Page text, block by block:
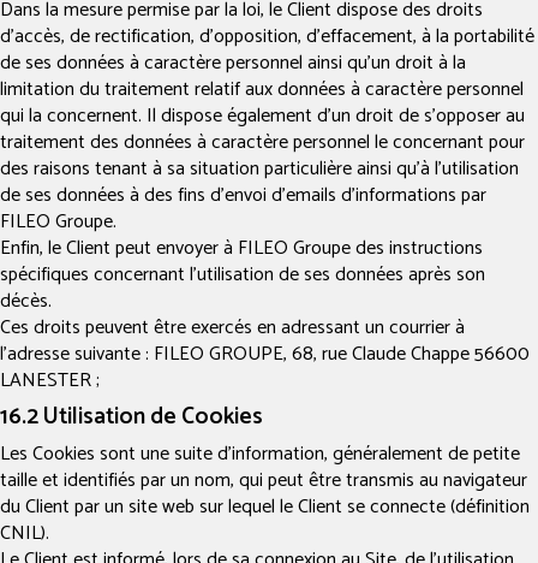
Dans la mesure permise par la loi, le Client dispose des droits
d’accès, de rectification, d’opposition, d’effacement, à la portabilité
de ses données à caractère personnel ainsi qu’un droit à la
limitation du traitement relatif aux données à caractère personnel
qui la concernent. Il dispose également d’un droit de s’opposer au
traitement des données à caractère personnel le concernant pour
des raisons tenant à sa situation particulière ainsi qu’à l’utilisation
de ses données à des fins d’envoi d’emails d’informations par
FILEO Groupe.
Enfin, le Client peut envoyer à FILEO Groupe des instructions
spécifiques concernant l’utilisation de ses données après son
décès.
Ces droits peuvent être exercés en adressant un courrier à
l'adresse suivante : FILEO GROUPE, 68, rue Claude Chappe 56600
LANESTER ;
16.2 Utilisation de Cookies
Les Cookies sont une suite d’information, généralement de petite
taille et identifiés par un nom, qui peut être transmis au navigateur
du Client par un site web sur lequel le Client se connecte (définition
CNIL).